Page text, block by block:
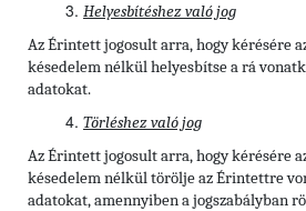
Helyesbítéshez való jog
Az Érintett jogosult arra, hogy kérésére
késedelem nélkül helyesbítse a rá
adatokat.
Törléshez való jog
Az Érintettjogosult arra, hogy kérésére
késedelem nélkül törölje az Érintettre
adatokat, amennyiben a jogszabályban